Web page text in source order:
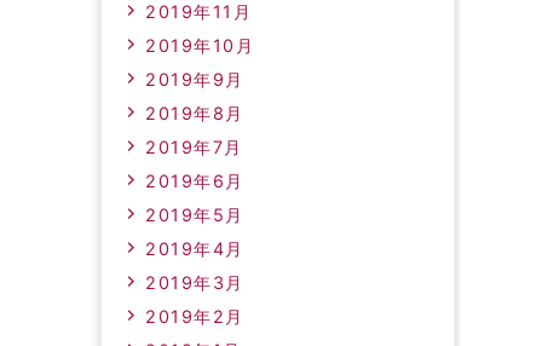
2019年11月
2019年10月
2019年9月
2019年8月
2019年7月
2019年6月
2019年5月
2019年4月
2019年3月
2019年2月